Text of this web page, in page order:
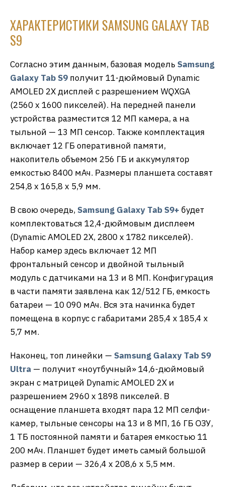
ХАРАКТЕРИСТИКИ SAMSUNG GALAXY TAB
S9
Согласно этим данным, базовая модель Samsung
Galaxy Tab S9 получит 11-дюймовый Dynamic
AMOLED 2X дисплей с разрешением WQXGA
(2560 x 1600 пикселей). На передней панели
устройства разместится 12 МП камера, а на
тыльной — 13 МП сенсор. Также комплектация
включает 12 ГБ оперативной памяти,
накопитель объемом 256 ГБ и аккумулятор
емкостью 8400 мАч. Размеры планшета составят
254,8 х 165,8 х 5,9 мм.
В свою очередь, Samsung Galaxy Tab S9+ будет
комплектоваться 12,4-дюймовым дисплеем
(Dynamic AMOLED 2X, 2800 x 1782 пикселей).
Набор камер здесь включает 12 МП
фронтальный сенсор и двойной тыльный
модуль с датчиками на 13 и 8 МП. Конфигурация
в части памяти заявлена как 12/512 ГБ, емкость
батареи — 10 090 мАч. Вся эта начинка будет
помещена в корпус с габаритами 285,4 х 185,4 х
5,7 мм.
Наконец, топ линейки — Samsung Galaxy Tab S9
Ultra — получит «ноутбучный» 14,6-дюймовый
экран с матрицей Dynamic AMOLED 2X и
разрешением 2960 x 1898 пикселей. В
оснащение планшета входят пара 12 МП селфи-
камер, тыльные сенсоры на 13 и 8 МП, 16 ГБ ОЗУ,
1 ТБ постоянной памяти и батарея емкостью 11
200 мАч. Планшет будет иметь самый большой
размер в серии — 326,4 x 208,6 x 5,5 мм.